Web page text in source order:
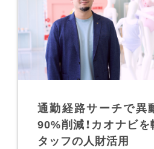
通勤経路サーチで異
90%削減！カオナビ
タッフの人財活用